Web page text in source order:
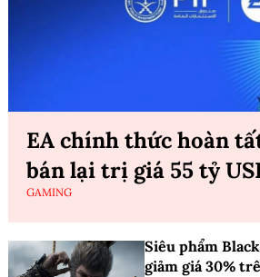
EA chính thức hoàn
bán lại trị giá 55 tỷ
GAMING
Siêu phẩm
giảm giá 30%